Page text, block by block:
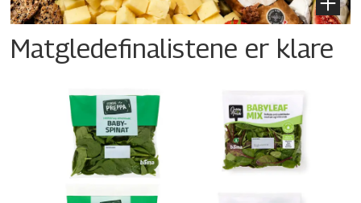
Matgledefinalistene er klare